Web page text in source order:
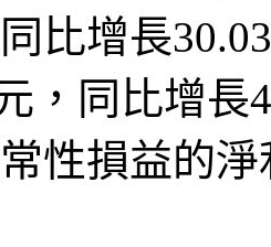
同比增長
，同比增長
性損益的